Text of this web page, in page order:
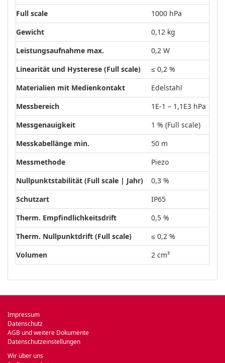
Full scale
1000 hPa
Gewicht
0,12 kg
Leistungsaufnahme max.
0,2 W
Linearität und Hysterese (Full scale)
≤ 0,2 %
Materialien mit Medienkontakt
Edelstahl
Messbereich
1E-1 – 1,1E3 hPa
Messgenauigkeit
1 % (Full scale)
Messkabellänge min.
50 m
Messmethode
Piezo
Nullpunktstabilität (Full scale | Jahr)
0,3 %
Schutzart
IP65
Therm. Empfindlichkeitsdrift
0,5 %
Therm. Nullpunktdrift (Full scale)
≤ 0,2 %
Volumen
2 cm³
Impressum
Datenschutz
AGB und weitere Dokumente
Datenschutzeinstellungen
Wir über uns